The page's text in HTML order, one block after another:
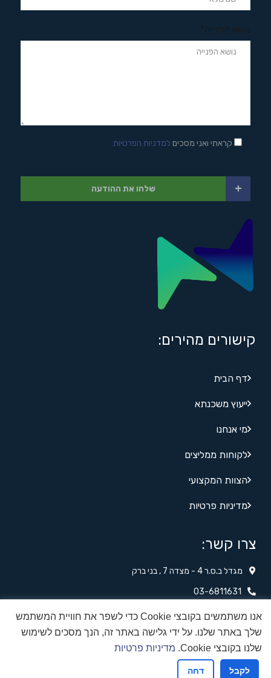
נושא הפנייה*
קראתי ואני מסכים למדניות הפרטיות
שלחו את ההודעה +
קישורים מהירים:
דף הבית
ייעוץ משכנתא
מי אנחנו
לקוחות ממליצים
הצוות המקצועי
מדיניות פרטיות
צרו קשר:
מגדל ב.ס.ר 4 - מצדה 7 , בני ברק
03-6811631
לשליחת הודעה מיידית‬‬
office@nituv.net
אפיק פרסום בניית אתרים
אנו משתמשים בקובצי Cookie כדי לשפר את חוויית המשתמש
שלך באתר שלנו. על ידי גלישה באתר זה, הנך מסכים לשימוש
שלנו בקובצי Cookie.
מדיניות פרטיות
לקבל דחה